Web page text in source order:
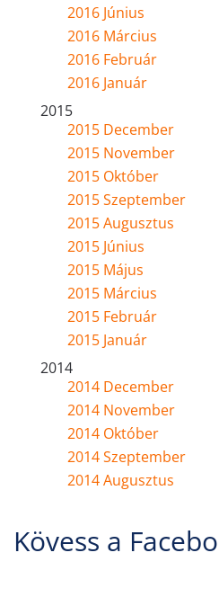
2016 Június
2016 Március
2016 Február
2016 Január
2015
2015 December
2015 November
2015 Október
2015 Szeptember
2015 Augusztus
2015 Június
2015 Május
2015 Március
2015 Február
2015 Január
2014
2014 December
2014 November
2014 Október
2014 Szeptember
2014 Augusztus
Kövess a